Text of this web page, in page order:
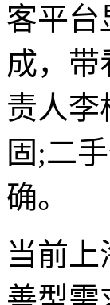
客平台
成，
责人李
固;二
确。
当前